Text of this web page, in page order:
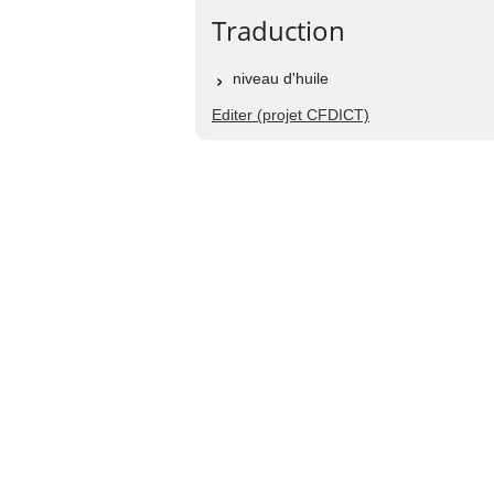
Traduction
niveau d'huile
Editer (projet CFDICT)